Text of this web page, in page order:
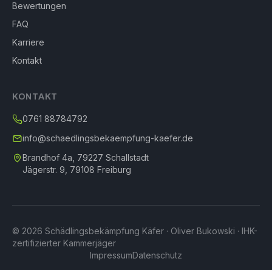
Bewertungen
FAQ
Karriere
Kontakt
KONTAKT
0761 88784792
info@schaedlingsbekaempfung-kaefer.de
Brandhof 4a, 79227 Schallstadt
Jägerstr. 9, 79108 Freiburg
© 2026 Schädlingsbekämpfung Käfer · Oliver Bukowski · IHK-
zertifizierter Kammerjäger
ImpressumDatenschutz